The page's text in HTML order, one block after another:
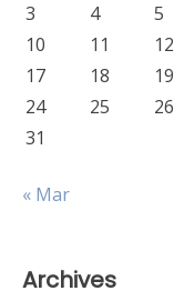
3
4 5
10
11 12
17
18 19
24
25 26
31
« Mar
Archives